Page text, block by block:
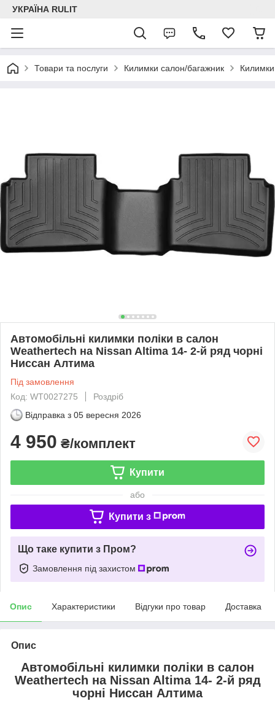
УКРАЇНА RULIT
Товари та послуги Килимки салон/багажник
Автомобільні килимки поліки в салон
Weathertech на Nissan Altima 14- 2-й ряд чорні
Ниссан Алтима
Під замовлення
Код: WT0027275
Роздріб
Відправка з 05 вересня 2026
4 950 ₴/комплект
Купити
або
Купити з
Що таке купити з Пром?
Замовлення під захистом
Опис Характеристики Відгуки про товар Доставка
Опис
Автомобільні килимки поліки в салон
Weathertech на Nissan Altima 14- 2-й ряд
чорні Ниссан Алтима